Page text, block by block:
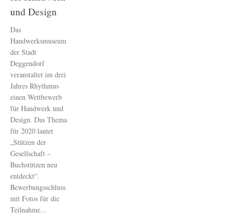
und Design
Das
Handwerksmuseum
der Stadt
Deggendorf
veranstaltet im drei
Jahres Rhythmus
einen Wettbewerb
für Handwerk und
Design. Das Thema
für 2020 lautet
„Stützen der
Gesellschaft –
Buchstützen neu
entdeckt“.
Bewerbungsschluss
mit Fotos für die
Teilnahme...